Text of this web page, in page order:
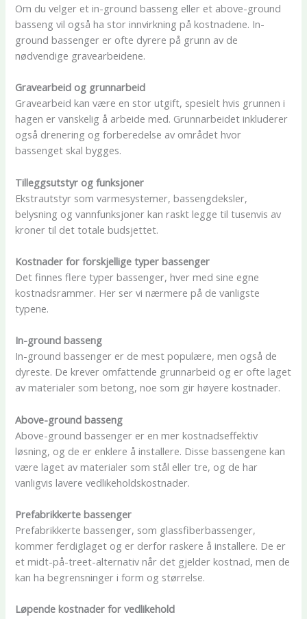
Om du velger et in-ground basseng eller et above-ground
basseng vil også ha stor innvirkning på kostnadene. In-
ground bassenger er ofte dyrere på grunn av de
nødvendige gravearbeidene.
Gravearbeid og grunnarbeid
Gravearbeid kan være en stor utgift, spesielt hvis grunnen i
hagen er vanskelig å arbeide med. Grunnarbeidet inkluderer
også drenering og forberedelse av området hvor
bassenget skal bygges.
Tilleggsutstyr og funksjoner
Ekstrautstyr som varmesystemer, bassengdeksler,
belysning og vannfunksjoner kan raskt legge til tusenvis av
kroner til det totale budsjettet.
Kostnader for forskjellige typer bassenger
Det finnes flere typer bassenger, hver med sine egne
kostnadsrammer. Her ser vi nærmere på de vanligste
typene.
In-ground basseng
In-ground bassenger er de mest populære, men også de
dyreste. De krever omfattende grunnarbeid og er ofte laget
av materialer som betong, noe som gir høyere kostnader.
Above-ground basseng
Above-ground bassenger er en mer kostnadseffektiv
løsning, og de er enklere å installere. Disse bassengene kan
være laget av materialer som stål eller tre, og de har
vanligvis lavere vedlikeholdskostnader.
Prefabrikkerte bassenger
Prefabrikkerte bassenger, som glassfiberbassenger,
kommer ferdiglaget og er derfor raskere å installere. De er
et midt-på-treet-alternativ når det gjelder kostnad, men de
kan ha begrensninger i form og størrelse.
Løpende kostnader for vedlikehold